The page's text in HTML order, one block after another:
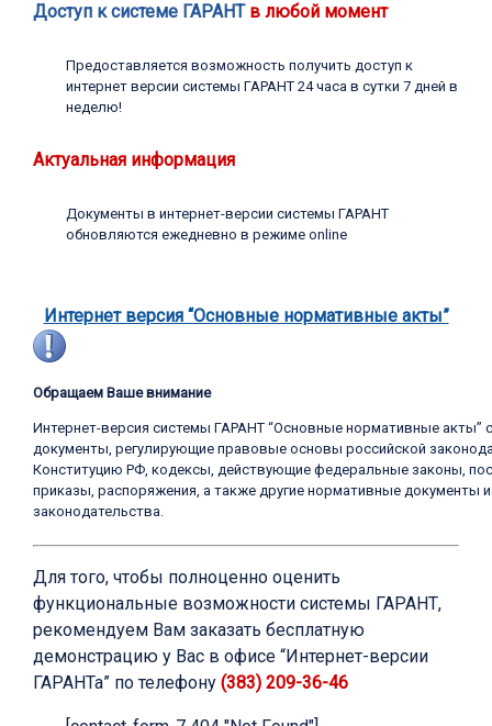
Доступ к системе ГАРАНТ в любой момент
Предоставляется возможность получить доступ к
интернет версии системы ГАРАНТ 24 часа в сутки 7 дней в
неделю!
Актуальная информация
Документы в интернет-версии системы ГАРАНТ
обновляются ежедневно в режиме online
Интернет версия “Основные нормативные акты”
Обращаем Ваше внимание
Интернет-версия системы ГАРАНТ “Основные нормативные акты”
документы, регулирующие правовые основы российской
Конституцию РФ, кодексы, действующие федеральные законы,
приказы, распоряжения, а также другие нормативные документы
законодательства.
Для того, чтобы полноценно оценить
функциональные возможности системы ГАРАНТ,
рекомендуем Вам заказать бесплатную
демонстрацию у Вас в офисе “Интернет-версии
ГАРАНТа” по телефону (383) 209-36-46